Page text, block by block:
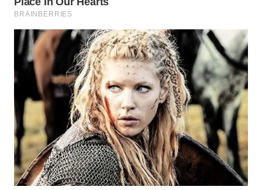
WN
WN
KUNINGAN
WN
MAJALENGKA
WN
SUBANG
WN